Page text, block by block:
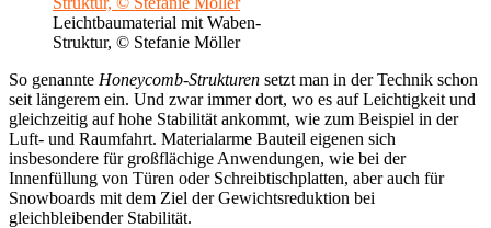
Leichtbaumaterial mit Waben-
Struktur, © Stefanie Möller
So genannte Honeycomb-Strukturen setzt man in der Technik schon
seit längerem ein. Und zwar immer dort, wo es auf Leichtigkeit und
gleichzeitig auf hohe Stabilität ankommt, wie zum Beispiel in der
Luft- und Raumfahrt. Materialarme Bauteil eigenen sich
insbesondere für großflächige Anwendungen, wie bei der
Innenfüllung von Türen oder Schreibtischplatten, aber auch für
Snowboards mit dem Ziel der Gewichtsreduktion bei
gleichbleibender Stabilität.